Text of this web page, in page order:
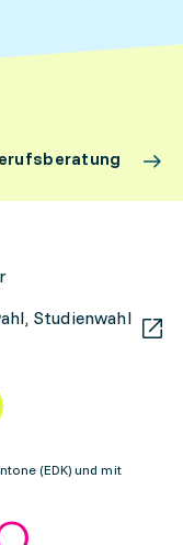
Studienwahl
(EDK) und mit